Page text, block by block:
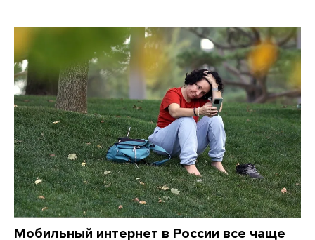
Мобильный интернет в России все чаще